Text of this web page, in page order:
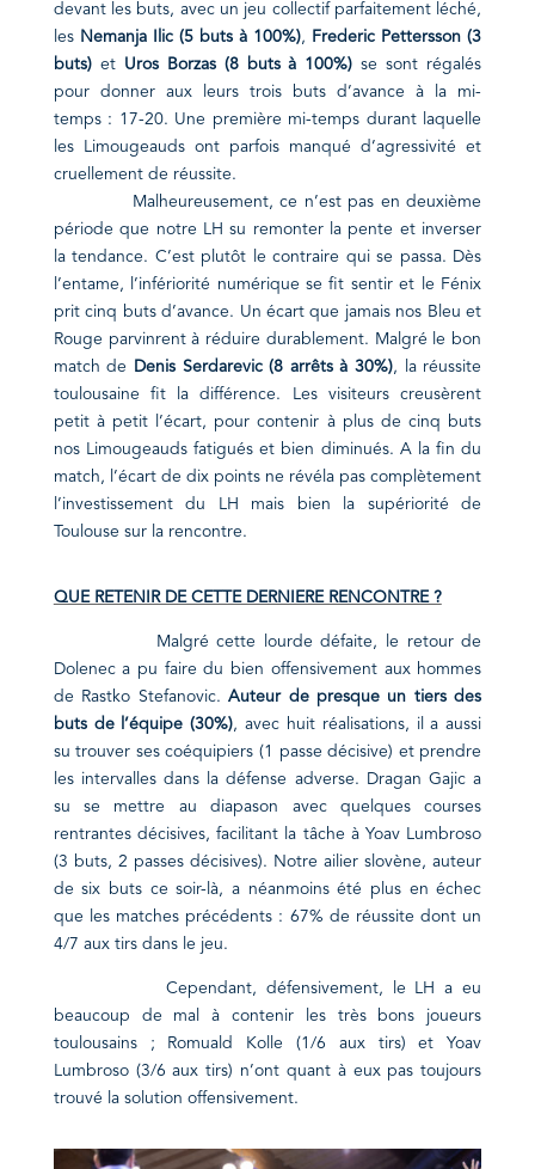
devant les buts, avec un jeu collectif parfaitement léché,
lesNemanja Ilic (5 buts à 100%), Frederic Pettersson (3
buts)et Uros Borzas (8 buts à 100%) se sont régalés
pour donner aux leurs trois buts d’avance à la mi-
temps : 17-20. Une première mi-temps durant laquelle
les Limougeauds ont parfois manqué d’agressivité et
cruellement de réussite.
Malheureusement, ce n’est pas en deuxième
période que notre LH su remonter la pente et inverser
la tendance. C’est plutôt le contraire qui se passa. Dès
l’entame, l’infériorité numérique se fit sentir et le Fénix
prit cinq buts d’avance. Un écart que jamais nos Bleu et
Rouge parvinrent à réduire durablement. Malgré le bon
match de
Denis Serdarevic (8 arrêts à 30%), la réussite
toulousaine fit la différence. Les visiteurs creusèrent
petit à petit l’écart, pour contenir à plus de cinq buts
nos Limougeauds fatigués et bien diminués. A la fin du
match, l’écart de dix points ne révéla pas complètement
l’investissement du LH mais bien la supériorité de
Toulouse sur la rencontre.
QUE RETENIR DE CETTE DERNIERE RENCONTRE ?
Malgré cette lourde défaite, le retour de
Dolenec a pu faire du bien offensivement aux hommes
de Rastko Stefanovic.Auteur de presque un tiers des
buts de l’équipe (30%), avec huit réalisations, il a aussi
su trouver ses coéquipiers (1 passe décisive) et prendre
les intervalles dans la défense adverse. Dragan Gajic a
su se mettre au diapason avec quelques courses
rentrantes décisives, facilitant la tâche à Yoav Lumbroso
(3 buts, 2 passes décisives). Notre ailier slovène, auteur
de six buts ce soir-là, a néanmoins été plus en échec
que les matches précédents : 67% de réussite dont un
4/7 aux tirs dans le jeu.
Cependant, défensivement, le LH a eu
beaucoup de mal à contenir les très bons joueurs
toulousains ; Romuald Kolle (1/6 aux tirs) et Yoav
Lumbroso (3/6 aux tirs) n’ont quant à eux pas toujours
trouvé la solution offensivement.